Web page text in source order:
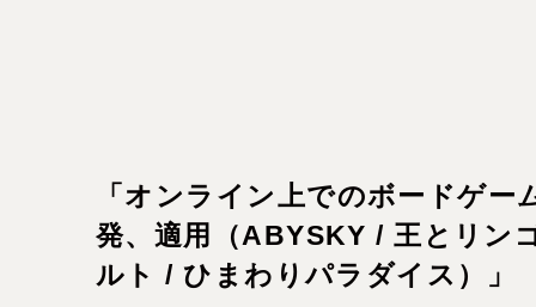
「オンライン上でのボードゲー
発、適用（ABYSKY / 王とリン
ルト / ひまわりパラダイス）」